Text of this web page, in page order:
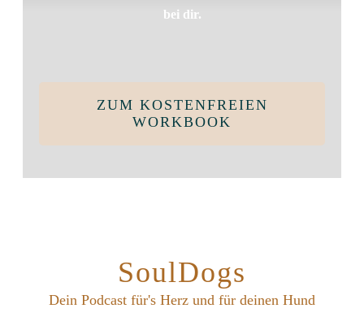
bei dir.
ZUM KOSTENFREIEN
WORKBOOK
SoulDogs
Dein Podcast für's Herz und für deinen Hund